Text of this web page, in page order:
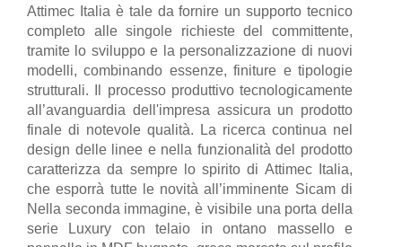
Attimec Italia è tale da fornire un supporto tecnico
completo alle singole richieste del committente,
tramite lo sviluppo e la personalizzazione di nuovi
modelli, combinando essenze, finiture e tipologie
strutturali. Il processo produttivo tecnologicamente
all’avanguardia dell'impresa assicura un prodotto
finale di notevole qualità. La ricerca continua nel
design delle linee e nella funzionalità del prodotto
caratterizza da sempre lo spirito di Attimec Italia,
che esporrà tutte le novità all’imminente Sicam di
Nella seconda immagine, è visibile una porta della
serie Luxury con telaio in ontano massello e